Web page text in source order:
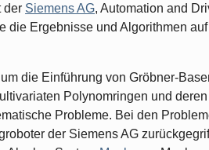
der Siemens AG, Automation and
die Ergebnisse und Algorithmen
um die Einführung von Gröbner-
Polynomringen und
Probleme. Bei den
der Siemens AG